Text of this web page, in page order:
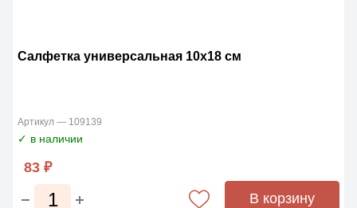
Салфетка универсальная 10x18 см
Артикул — 109139
✓ в наличии
83 ₽
В корзину